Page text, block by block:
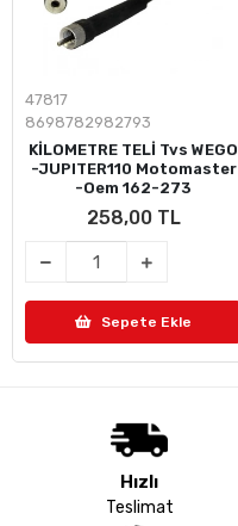
47817
8698782982793
KİLOMETRE TELİ Tvs WEGO
-JUPITER110 Motomaster
-Oem 162-273
258,00 TL
Sepete Ekle
Hızlı
Teslimat